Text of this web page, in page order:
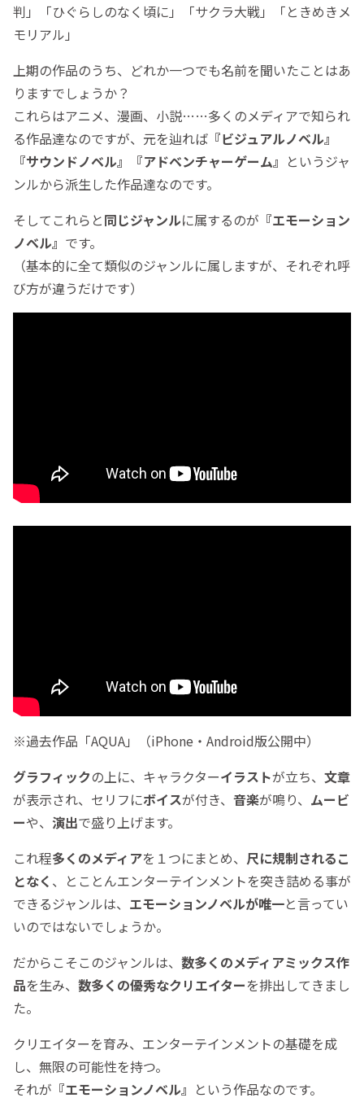
判」「ひぐらしのなく頃に」「サクラ大戦」「ときめきメ
モリアル」
上期の作品のうち、どれか一つでも名前を聞いたことはあ
りますでしょうか？
これらはアニメ、漫画、小説……多くのメディアで知られ
る作品達なのですが、元を辿れば 『ビジュアルノベル』
『サウンドノベル』『アドベンチャーゲーム』 というジャ
ンルから派生した作品達なのです。
そしてこれらと同じジャンルに属するのが 『エモーション
ノベル』 です。
（基本的に全て類似のジャンルに属しますが、それぞれ呼
び方が違うだけです）
※過去作品「AQUA」（iPhone・Android版公開中）
グラフィックの上に、キャラクターイラストが立ち、 文章
が表示され、 セリフにボイスが付き、 音楽が鳴り、 ムービ
ーや、 演出で盛り上げます。
これ程多くのメディアを１つにまとめ、 尺に規制されるこ
となく 、とことんエンターテインメントを突き詰める事が
できるジャンルは、 エモーションノベルが唯一と言ってい
いのではないでしょうか。
だからこそこのジャンルは、 数多くのメディアミックス作
品を生み、 数多くの優秀なクリエイターを排出してきまし
た。
クリエイターを育み、エンターテインメントの基礎を成
し、無限の可能性を持つ。
それが 『エモーションノベル』 という作品なのです。